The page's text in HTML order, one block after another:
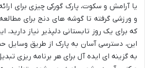
یا آرامش و سکوت، پارک گورکی چیزی برای
و ورزشی گرفته تا گوشه های دنج برای
که برای یک روز تابستانی دلپذیر نیاز دارید،
این، دسترسی آسان به پارک از طریق وسایل
به گزینه ای ایده آل برای هر برنامه ریزی